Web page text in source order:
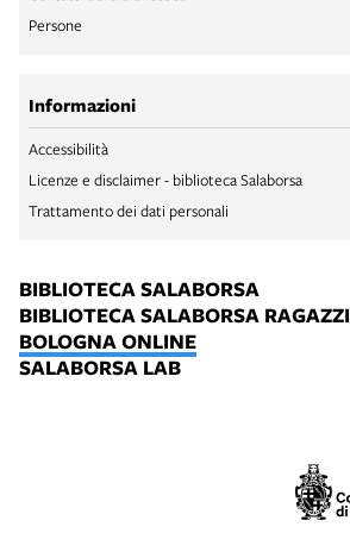
Persone
Informazioni
Accessibilità
Licenze e disclaimer - biblioteca Salaborsa
Trattamento dei dati personali
BIBLIOTECA SALABORSA
BIBLIOTECA SALABORSA RAGAZZI
BOLOGNA ONLINE
SALABORSA LAB